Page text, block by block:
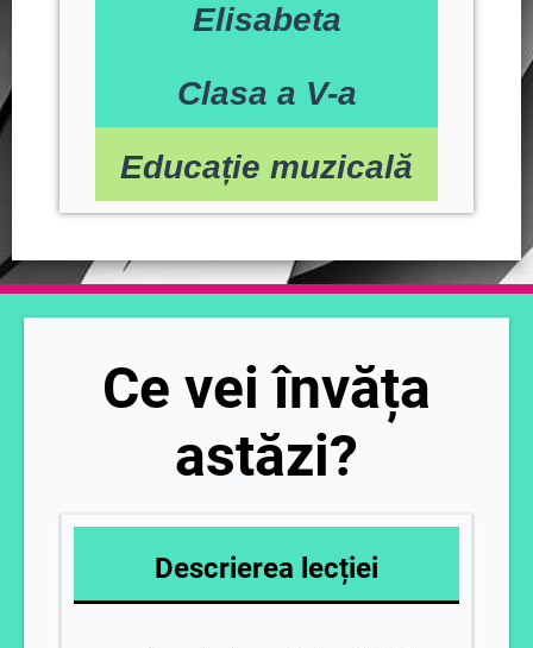
Elisabeta
Clasa a V-a
Educație muzicală
Ce vei învăța
astăzi?
Descrierea lecției